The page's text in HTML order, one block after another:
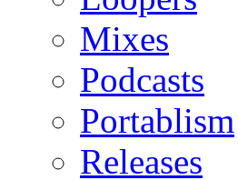
Mixes
Podcasts
Portablism
Releases